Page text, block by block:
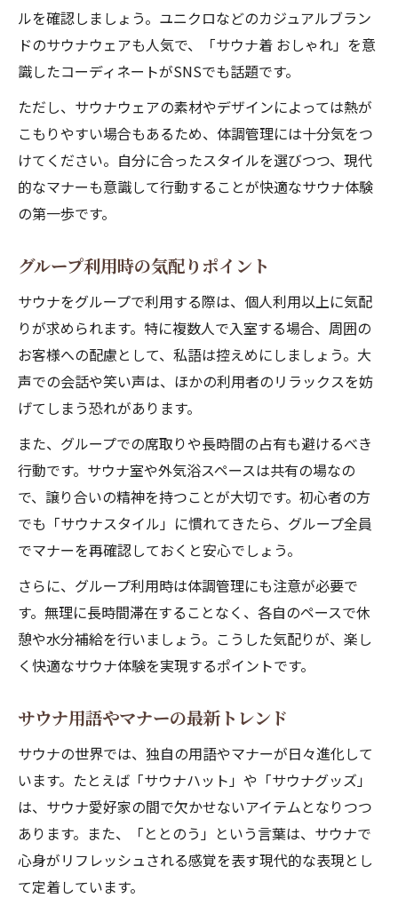
ルを確認しましょう。ユニクロなどのカジュアルブラン
ドのサウナウェアも人気で、「サウナ着 おしゃれ」を意
識したコーディネートがSNSでも話題です。
ただし、サウナウェアの素材やデザインによっては熱が
こもりやすい場合もあるため、体調管理には十分気をつ
けてください。自分に合ったスタイルを選びつつ、現代
的なマナーも意識して行動することが快適なサウナ体験
の第一歩です。
グループ利用時の気配りポイント
サウナをグループで利用する際は、個人利用以上に気配
りが求められます。特に複数人で入室する場合、周囲の
お客様への配慮として、私語は控えめにしましょう。大
声での会話や笑い声は、ほかの利用者のリラックスを妨
げてしまう恐れがあります。
また、グループでの席取りや長時間の占有も避けるべき
行動です。サウナ室や外気浴スペースは共有の場なの
で、譲り合いの精神を持つことが大切です。初心者の方
でも「サウナスタイル」に慣れてきたら、グループ全員
でマナーを再確認しておくと安心でしょう。
さらに、グループ利用時は体調管理にも注意が必要で
す。無理に長時間滞在することなく、各自のペースで休
憩や水分補給を行いましょう。こうした気配りが、楽し
く快適なサウナ体験を実現するポイントです。
サウナ用語やマナーの最新トレンド
サウナの世界では、独自の用語やマナーが日々進化して
います。たとえば「サウナハット」や「サウナグッズ」
は、サウナ愛好家の間で欠かせないアイテムとなりつつ
あります。また、「ととのう」という言葉は、サウナで
心身がリフレッシュされる感覚を表す現代的な表現とし
て定着しています。